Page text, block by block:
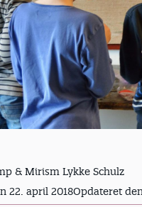
& Mirism Lykke Schulz
22. april 2018Opdateret